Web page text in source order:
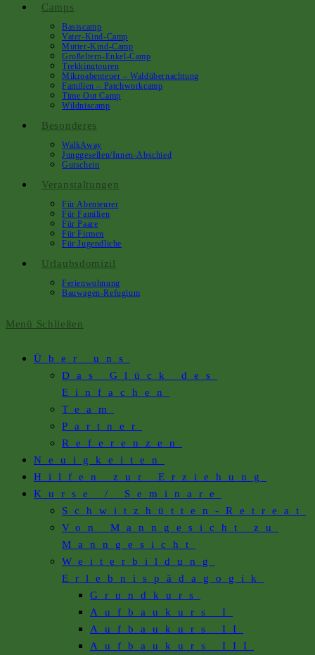
Camps
Basiscamp
Vater-Kind-Camp
Mutter-Kind-Camp
Großeltern-Enkel-Camp
Trekkingtouren
Mikroabenteuer – Waldübernachtung
Familien – Patchworkcamp
Time Out Camp
Wildniscamp
Besonderes
WalkAway
Junggesellen/innen-Abschied
Gutschein
Veranstaltungen
Für Abenteurer
Für Familien
Für Paare
Für Firmen
Für Jugendliche
Urlaubsdomizil
Ferienwohnung
Bauwagen-Refugium
Menü Schließen
Über uns
Das Glück des
Einfachen
Team
Partner
Referenzen
Neuigkeiten
Hilfen zur Erziehung
Kurse / Seminare
Schwitzhütten-Retreat
Von Manngesicht zu
Manngesicht
Weiterbildung
Erlebnispädagogik
Grundkurs
Aufbaukurs I
Aufbaukurs II
Aufbaukurs III